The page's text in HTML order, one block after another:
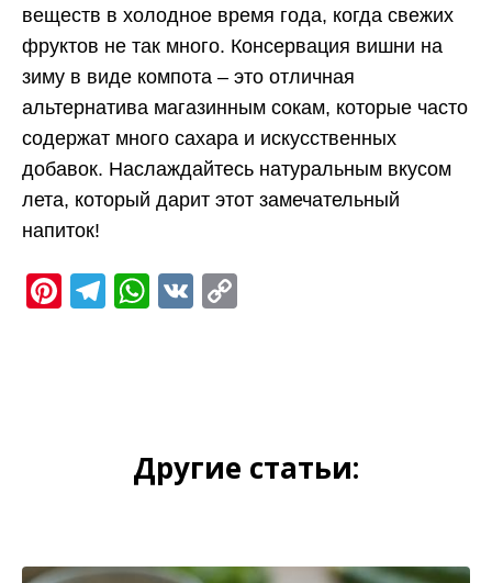
веществ в холодное время года, когда свежих
фруктов не так много. Консервация вишни на
зиму в виде компота – это отличная
альтернатива магазинным сокам, которые часто
содержат много сахара и искусственных
добавок. Наслаждайтесь натуральным вкусом
лета, который дарит этот замечательный
напиток!
Pinterest
Telegram
WhatsApp
VK
Другие статьи: